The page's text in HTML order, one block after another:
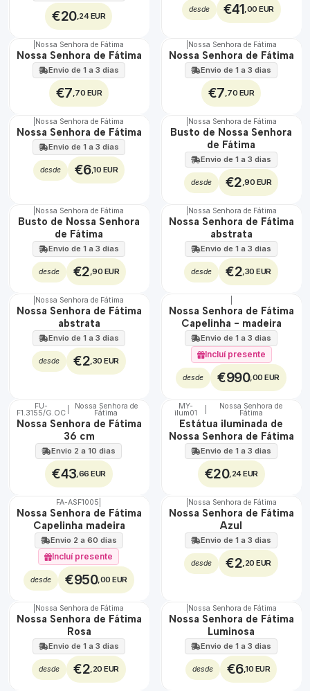
€20,24 EUR
desde €41 ,00 EUR
Nossa Senhora de Fátima
Nossa Senhora de Fátima
Envio de 1 a 3 dias
€7 ,70 EUR
Nossa Senhora de Fátima
Nossa Senhora de Fátima
Envio de 1 a 3 dias
€7 ,70 EUR
Nossa Senhora de Fátima
Nossa Senhora de Fátima
Envio de 1 a 3 dias
desde €6,10 EUR
Não Disponível
Nossa Senhora de Fátima
Busto de Nossa Senhora
de Fátima
Envio de 1 a 3 dias
desde €2 ,90 EUR
Nossa Senhora de Fátima
Busto de Nossa Senhora
de Fátima
Envio de 1 a 3 dias
desde €2 ,90 EUR
Nossa Senhora de Fátima
Nossa Senhora de Fátima
abstrata
Envio de 1 a 3 dias
desde €2 ,30 EUR
Nossa Senhora de Fátima
Nossa Senhora de Fátima
abstrata
Envio de 1 a 3 dias
desde €2 ,30 EUR
🇵🇹
100%
EXCLUSIVO
Nossa Senhora de Fátima
Capelinha - madeira
Envio de 1 a 3 dias
Incluí presente
desde €990,00 EUR
🇵🇹
100%
FU-
F1.3155/G.OC
Nossa Senhora de
Fátima
Nossa Senhora de Fátima
36 cm
Envio 2 a 10 dias
€43 ,66 EUR
🇵🇹
100%
MY-
ilum01
Nossa Senhora de
Fátima
Estátua iluminada de
Nossa Senhora de Fátima
Envio de 1 a 3 dias
€20,24 EUR
🇵🇹
100%
TOP
FA-ASF1005
Nossa Senhora de Fátima
Capelinha madeira
Envio 2 a 60 dias
Incluí presente
desde €950,00 EUR
Nossa Senhora de Fátima
Nossa Senhora de Fátima
Azul
Envio de 1 a 3 dias
desde €2 ,20 EUR
TOP
Nossa Senhora de Fátima
Nossa Senhora de Fátima
Rosa
Envio de 1 a 3 dias
desde €2 ,20 EUR
Não Disponível
Nossa Senhora de Fátima
Nossa Senhora de Fátima
Luminosa
Envio de 1 a 3 dias
desde €6,10 EUR